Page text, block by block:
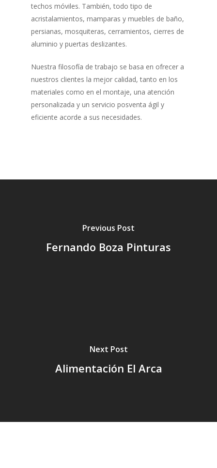
techos móviles. También, todo tipo de
acristalamientos, mamparas y muebles de baño,
persianas, mosquiteras, cerramientos, cierres de
aluminio y puertas deslizantes.
Nuestra filosofía de trabajo se basa en ofrecer a
nuestros clientes la mejor calidad, tanto en los
materiales como en el montaje, una atención
personalizada y un servicio posventa ágil y
eficiente acorde a sus necesidades.
Previous Post
Fernando Boza Pinturas
Next Post
Alimentación El Arca